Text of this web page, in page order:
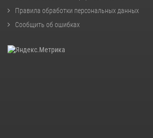
Правила обработки персональных данных
Сообщить об ошибках